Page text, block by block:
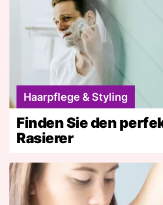
Haarpflege & Styling
Finden Sie den
Rasierer